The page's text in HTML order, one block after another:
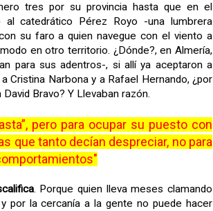
tres por su provincia hasta que en el
al catedrático Pérez Royo -una lumbrera
su faro a quien navegue con el viento a
en otro territorio. ¿Dónde?, en Almería,
para sus adentros-, si allí ya aceptaron a
Cristina Narbona y a Rafael Hernando, ¿por
Bravo? Y Llevaban razón.
pero para ocupar su puesto con
que tanto decían despreciar, no para
. Porque quien lleva meses clamando
por la cercanía a la gente no puede hacer